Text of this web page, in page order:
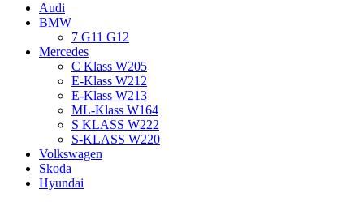
Audi
BMW
7 G11 G12
Mercedes
C Klass W205
E-Klass W212
E-Klass W213
ML-Klass W164
S KLASS W222
S-KLASS W220
Volkswagen
Skoda
Hyundai